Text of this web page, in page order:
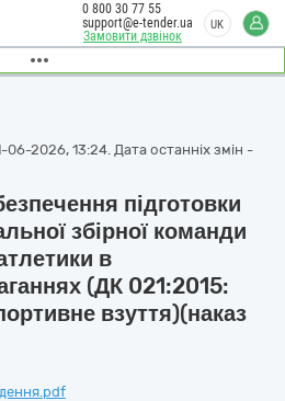
Замовити дзвінок
0 800 30 77 55
support@e-tender.ua
UK
2026, 13:24. Дата останніх змін -
підготовки
збірної команди
в
(ДК 021:2015:
взуття)(наказ